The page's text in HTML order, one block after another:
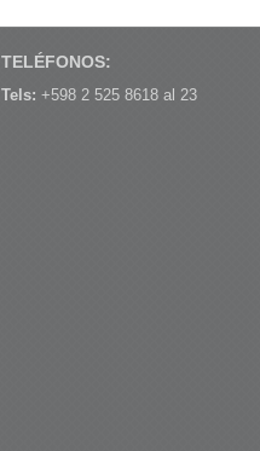
TELÉFONOS:
Tels: +598 2 525 8618 al 23